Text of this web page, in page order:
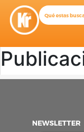
NEWSLETTER